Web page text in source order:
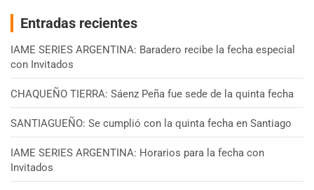
Entradas recientes
IAME SERIES ARGENTINA: Baradero recibe la fecha especial
con Invitados
CHAQUEÑO TIERRA: Sáenz Peña fue sede de la quinta fecha
SANTIAGUEÑO: Se cumplió con la quinta fecha en Santiago
IAME SERIES ARGENTINA: Horarios para la fecha con
Invitados